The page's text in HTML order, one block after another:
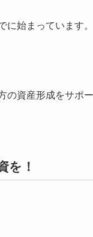
始まっています
資産形成をサポ
を！